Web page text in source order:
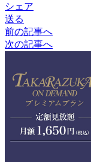
シェア
送る
前の記事へ
次の記事へ